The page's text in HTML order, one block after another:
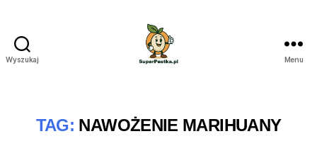
Wyszukaj Menu
TAG: NAWOŻENIE MARIHUANY